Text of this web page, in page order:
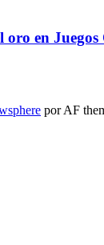
en
por AF